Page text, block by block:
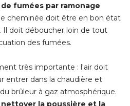
fumées par ramonage
cheminée doit être en bon état
Il doit déboucher loin de tout
des fumées.
très importante : l'air doit
entrer dans la chaudière et
brûleur à gaz atmosphérique.
nettoyer la poussière et la